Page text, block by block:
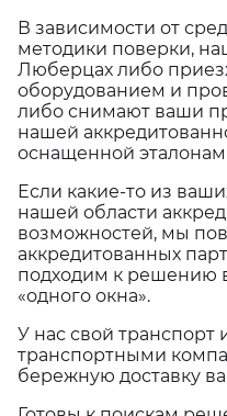
В зависимости от
методики поверки,
Люберцах либо
оборудованием и
либо снимают ваши
нашей
оснащенной
Если какие-то из
нашей области
возможностей, мы
аккредитованных
подходим к решению
«одного окна».
У нас свой
транспортными
бережную доставку